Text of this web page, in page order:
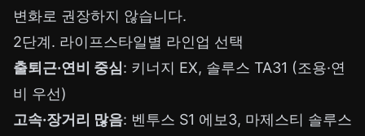
변화로 권장하지 않습니다.
2단계. 라이프스타일별 라인업 선택
출퇴근·연비 중심 : 키너지 EX, 솔루스 TA31 (조용·연
비 우선)
고속·장거리 많음: 벤투스 S1 에보3, 마제스티 솔루스